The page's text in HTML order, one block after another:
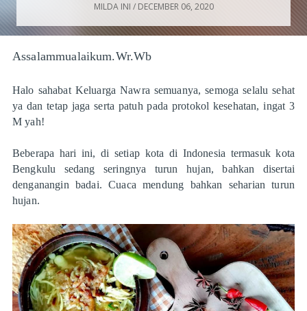
MILDA INI / DECEMBER 06, 2020
Assalammualaikum.Wr.Wb
Halo sahabat Keluarga Nawra semuanya, semoga selalu sehat
ya dan tetap jaga serta patuh pada protokol kesehatan, ingat 3
M yah!
Beberapa hari ini, di setiap kota di Indonesia termasuk kota
Bengkulu sedang seringnya turun hujan, bahkan disertai
denganangin badai. Cuaca mendung bahkan seharian turun
hujan.